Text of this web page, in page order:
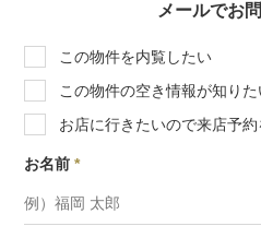
メールでお
この物件を内覧したい
この物件の空き情報が知りた
お店に行きたいので来店予
お名前*